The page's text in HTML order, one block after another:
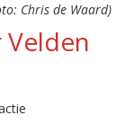
Chris de Waard)